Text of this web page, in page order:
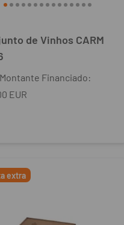
de Vinhos CARM
Financiado:
EUR
extra